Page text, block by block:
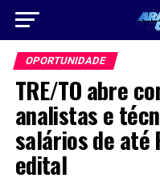
OPORTUNIDADE
TRE/TO abre
analistas e
salários de até
edital